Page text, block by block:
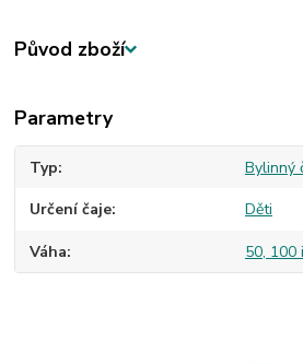
Původ zboží
Parametry
Typ Bylinný
Určení čaje Děti
Váha 50, 100